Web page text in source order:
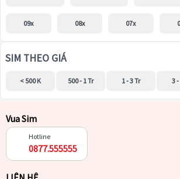
09x 08x 07x
SIM THEO GIÁ
< 500 K 500 - 1 Tr 1 - 3 Tr 3 -
Vua Sim
Hotline
0877.555555